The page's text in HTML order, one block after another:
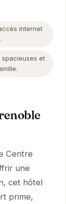
internet
spacieuses et
Centre
une
cet hôtel
prime,